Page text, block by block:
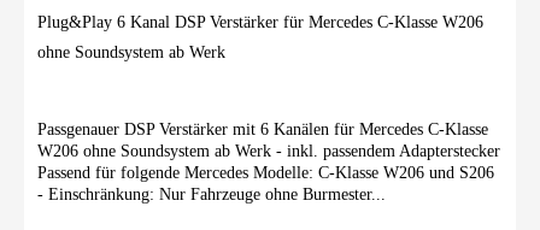
Plug&Play 6 Kanal DSP Verstärker für Mercedes C-Klasse W206
ohne Soundsystem ab Werk
Passgenauer DSP Verstärker mit 6 Kanälen für Mercedes C-Klasse
W206 ohne Soundsystem ab Werk - inkl. passendem Adapterstecker
Passend für folgende Mercedes Modelle: C-Klasse W206 und S206
- Einschränkung: Nur Fahrzeuge ohne Burmester...